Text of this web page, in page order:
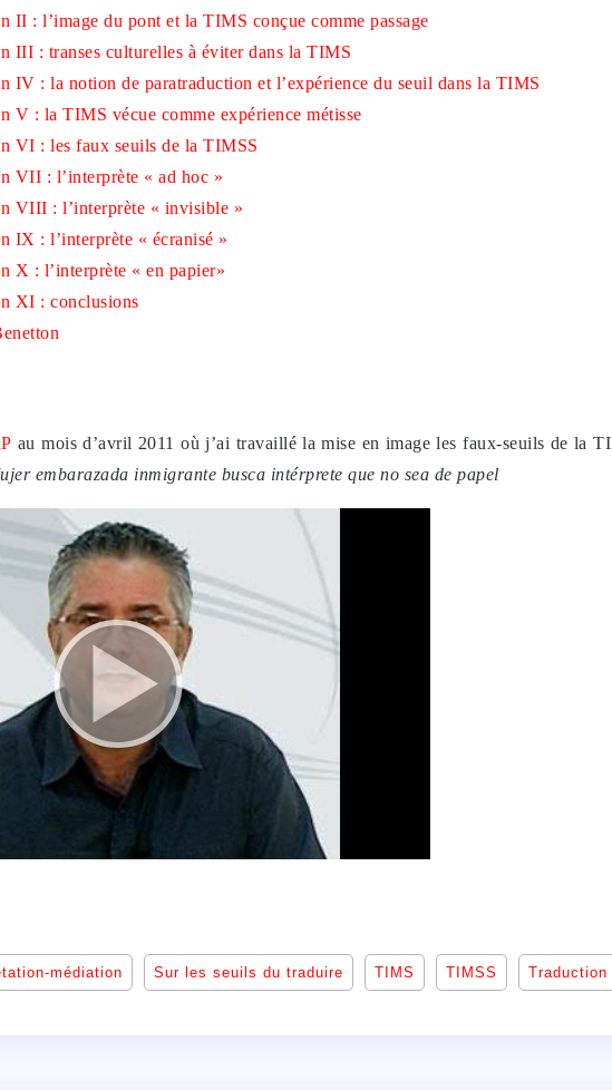
II : l’image du pont et la TIMS conçue comme passage
III : transes culturelles à éviter dans la TIMS
IV : la notion de paratraduction et l’expérience du seuil dans la TIMS
V : la TIMS vécue comme expérience métisse
VI : les faux seuils de la TIMSS
VII : l’interprète « ad hoc »
VIII : l’interprète « invisible »
IX : l’interprète « écranisé »
X : l’interprète « en papier»
XI : conclusions
P au mois d’avril 2011 où j’ai travaillé la mise en image les faux-seuils de la
embarazada inmigrante busca intérprete que no sea de papel
médiation Sur les seuils du traduire TIMS TIMSS